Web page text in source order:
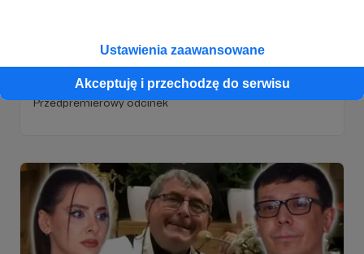
Ustawienia zaawansowane
Akceptuję i przechodzę do serwisu
Przedpremierowy odcinek Pananas
Podcast #77
Przedpremierowy odcinek